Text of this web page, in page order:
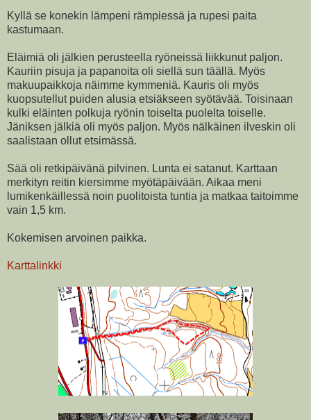
Kyllä se konekin lämpeni rämpiessä ja rupesi paita
kastumaan.
Eläimiä oli jälkien perusteella ryöneissä liikkunut paljon.
Kauriin pisuja ja papanoita oli siellä sun täällä. Myös
makuupaikkoja näimme kymmeniä. Kauris oli myös
kuopsutellut puiden alusia etsiäkseen syötävää. Toisinaan
kulki eläinten polkuja ryönin toiselta puolelta toiselle.
Jäniksen jälkiä oli myös paljon. Myös nälkäinen ilveskin oli
saalistaan ollut etsimässä.
Sää oli retkipäivänä pilvinen. Lunta ei satanut. Karttaan
merkityn reitin kiersimme myötäpäivään. Aikaa meni
lumikenkäillessä noin puolitoista tuntia ja matkaa taitoimme
vain 1,5 km.
Kokemisen arvoinen paikka.
Karttalinkki